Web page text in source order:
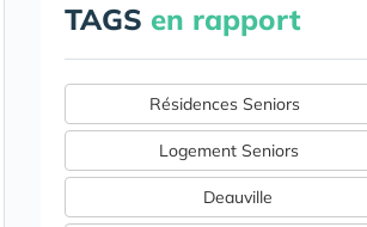
TAGS en rapport
Résidences Seniors
Logement Seniors
Deauville